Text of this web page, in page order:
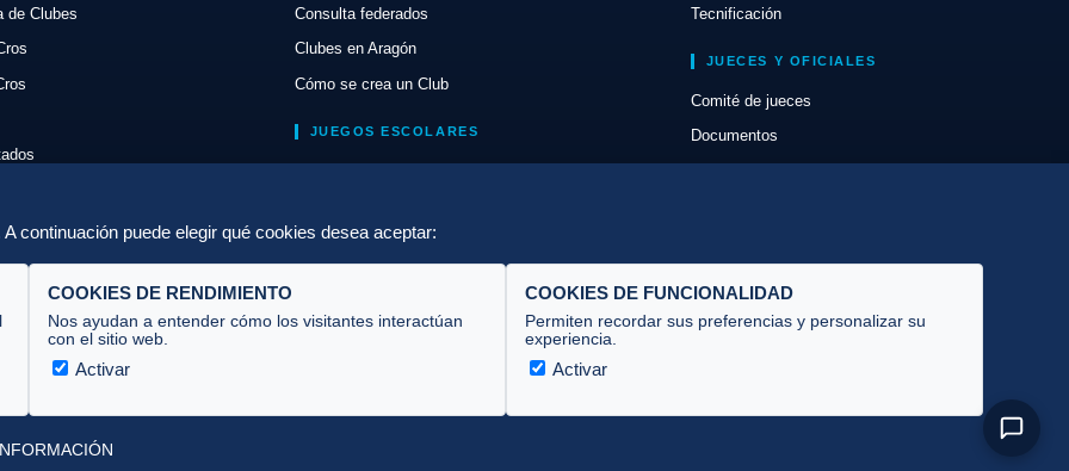
de Clubes
Consulta federados
Clubes en Aragón
Cómo se crea un Club
JUEGOS ESCOLARES
Tecnificación
JUECES Y OFICIALES
Comité de jueces
Documentos
continuación puede elegir qué cookies desea aceptar:
COOKIES DE RENDIMIENTO
Nos ayudan a entender cómo los visitantes interactúan
con el sitio web.
Activar
COOKIES DE FUNCIONALIDAD
Permiten recordar sus preferencias y personalizar su
experiencia.
Activar